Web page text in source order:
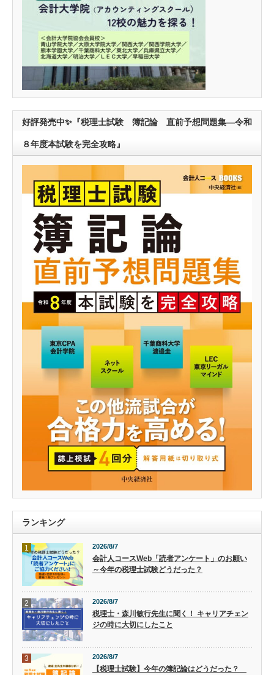
好評発売中✨『税理士試験 簿記論 直前予想問題集―令和
８年度本試験を完全攻略』
ランキング
1 2026/8/7
会計人コースWeb「読者アンケート」のお願い
～今年の税理士試験どうだった？
2 2026/8/7
税理士・森川敏行先生に聞く！ キャリアチェン
ジの時に大切にしたこと
3 2026/8/7
【税理士試験】今年の簿記論はどうだった？